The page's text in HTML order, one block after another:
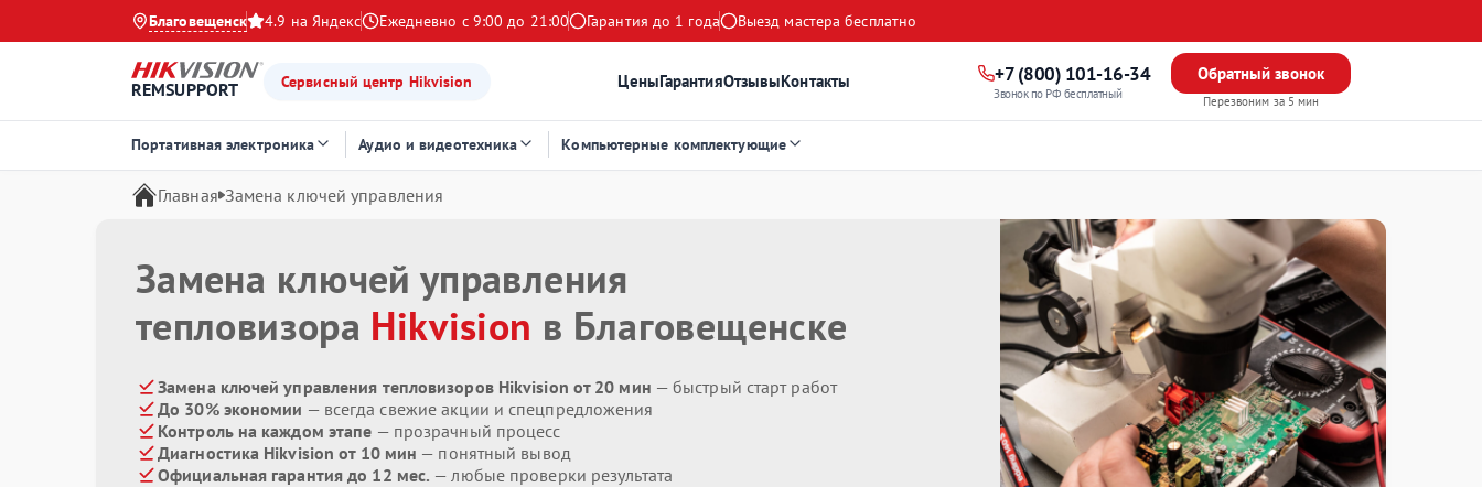
Благовещенск 4.9 на Яндекс Ежедневно с 9:00 до 21:00 Гарантия до 1 года Выезд мастера бесплатно
REMSUPPORT Сервисный центр Hikvision ЦеныГарантияОтзывыКонтакты +7 (800) 101-16-34
Звонок по РФ бесплатный
Обратный звонок
Перезвоним за 5 мин
Портативная электроника Аудио и видеотехника Компьютерные комплектующие
Главная Замена ключей управления
Замена ключей управления
тепловизора Hikvision в Благовещенске
Замена ключей управления тепловизоров Hikvision от 20 мин — быстрый старт работ
До 30% экономии — всегда свежие акции и спецпредложения
Контроль на каждом этапе — прозрачный процесс
Диагностика Hikvision от 10 мин — понятный вывод
Официальная гарантия до 12 мес. — любые проверки результата